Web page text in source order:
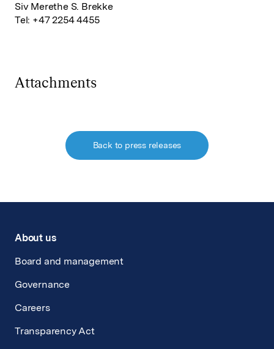
Siv Merethe S. Brekke
Tel: +47 2254 4455
Attachments
Back to press releases
About us
Board and management
Governance
Careers
Transparency Act